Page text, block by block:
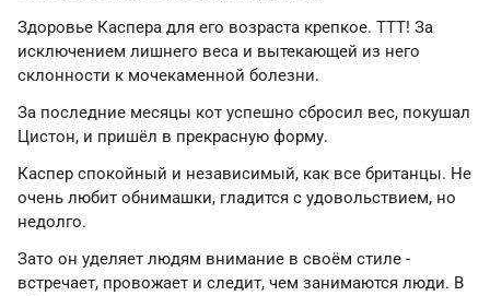
Здоровье Каспера для его возраста крепкое. ТТТ! За
исключением лишнего веса и вытекающей из него
склонности к мочекаменной болезни.
За последние месяцы кот успешно сбросил вес, покушал
Цистон, и пришёл в прекрасную форму.
Каспер спокойный и независимый, как все британцы. Не
очень любит обнимашки, гладится с удовольствием, но
недолго.
Зато он уделяет людям внимание в своём стиле -
встречает, провожает и следит, чем занимаются люди. В